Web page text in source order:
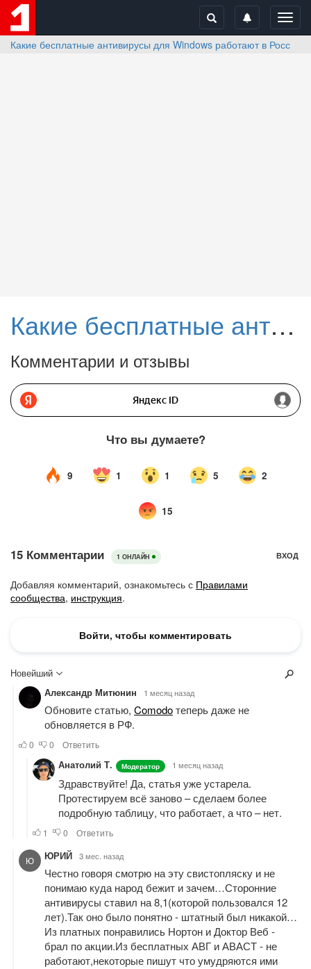
Какие бесплатные антивирусы для Windows работают в России?
Какие бесплатные антивирусы для Windows работают в России?
Комментарии и отзывы